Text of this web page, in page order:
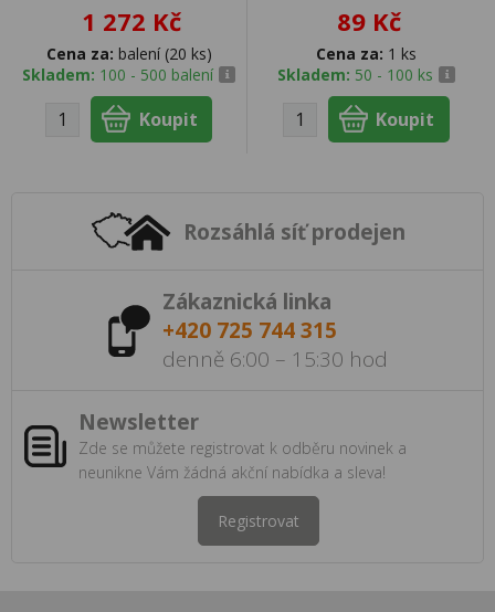
1 272 Kč
Cena za: balení (20 ks)
Skladem: 100 - 500 balení
89 Kč
Cena za: 1 ks
Skladem: 50 - 100 ks
Rozsáhlá síť prodejen
Zákaznická linka
+420 725 744 315
denně 6:00 – 15:30 hod
Newsletter
Zde se můžete registrovat k odběru novinek a
neunikne Vám žádná akční nabídka a sleva!
Registrovat